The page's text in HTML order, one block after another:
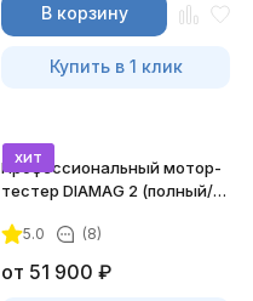
В корзину
Купить в 1 клик
хит
Профессиональный мотор-
тестер DIAMAG 2 (полный/
5.0 (8)
от 51 900 ₽